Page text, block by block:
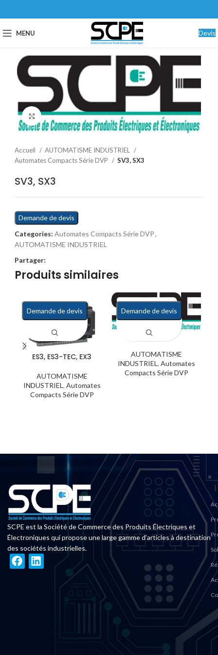
MENU Devis
Cliquez pour agrandir
Accueil
AUTOMATISME INDUSTRIEL
Automates Compacts Série DVP
SV3, SX3
SV3, SX3
Demande de devis
Categories: Automates Compacts Série DVP,
AUTOMATISME INDUSTRIEL
Partager:
Produits similaires
ES3, ES3-TEC, EX3
AUTOMATISME
INDUSTRIEL , Automates
Compacts Série DVP
Demande de devis
SE2
AUTOMATISME
INDUSTRIEL , Automates
Compacts Série DVP
Demande de devis
SCPE est la Société de Commerce des Produits Électriques et
Électroniques qui propose une large gamme d’articles à destination
des sociétés industrielles.